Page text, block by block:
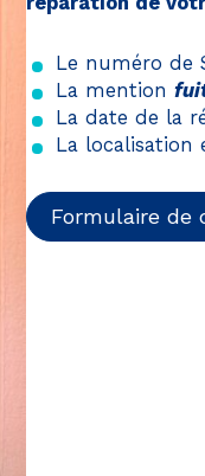
cadre d’une
les besoins
son Mode Eco.
majeur de
éco
Le numéro de
La mention
La date de la
La localisation
Formulaire de